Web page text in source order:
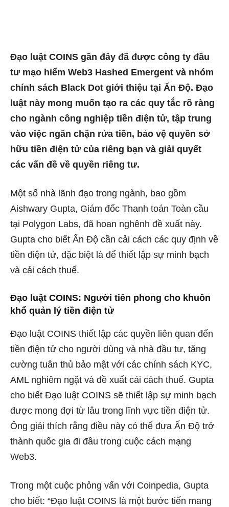
Đạo luật COINS gần đây đã được công ty đầu
tư mạo hiểm Web3 Hashed Emergent và nhóm
chính sách Black Dot giới thiệu tại Ấn Độ. Đạo
luật này mong muốn tạo ra các quy tắc rõ ràng
cho ngành công nghiệp tiền điện tử, tập trung
vào việc ngăn chặn rửa tiền, bảo vệ quyền sở
hữu tiền điện tử của riêng bạn và giải quyết
các vấn đề về quyền riêng tư.
Một số nhà lãnh đạo trong ngành, bao gồm
Aishwary Gupta, Giám đốc Thanh toán Toàn cầu
tại Polygon Labs, đã hoan nghênh đề xuất này.
Gupta cho biết Ấn Độ cần cải cách các quy định về
tiền điện tử, đặc biệt là để thiết lập sự minh bạch
và cải cách thuế.
Đạo luật COINS: Người tiên phong cho khuôn
khổ quản lý tiền điện tử
Đạo luật COINS thiết lập các quyền liên quan đến
tiền điện tử cho người dùng và nhà đầu tư, tăng
cường tuân thủ bảo mật với các chính sách KYC,
AML nghiêm ngặt và đề xuất cải cách thuế. Gupta
cho biết Đạo luật COINS sẽ thiết lập sự minh bạch
được mong đợi từ lâu trong lĩnh vực tiền điện tử.
Ông giải thích rằng điều này có thể đưa Ấn Độ trở
thành quốc gia đi đầu trong cuộc cách mạng
Web3.
Trong một cuộc phỏng vấn với Coinpedia, Gupta
cho biết: “Đạo luật COINS là một bước tiến mang